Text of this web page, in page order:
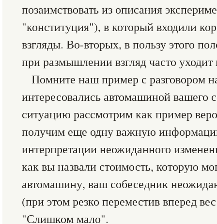
позаимствовать из описания
"конституция"), в который входили
взгляды. Во-вторых, в пользу этого
при размышлении взгляд часто уходит
Помните наш пример с разговором
интересовались автомашиной вашего
ситуацию рассмотрим как пример
получим еще одну важную
интерпретации неожиданного
как вы назвали стоимость, которую
автомашину, ваш собеседник
(при этом резко переместив вперед
"Слишком мало".